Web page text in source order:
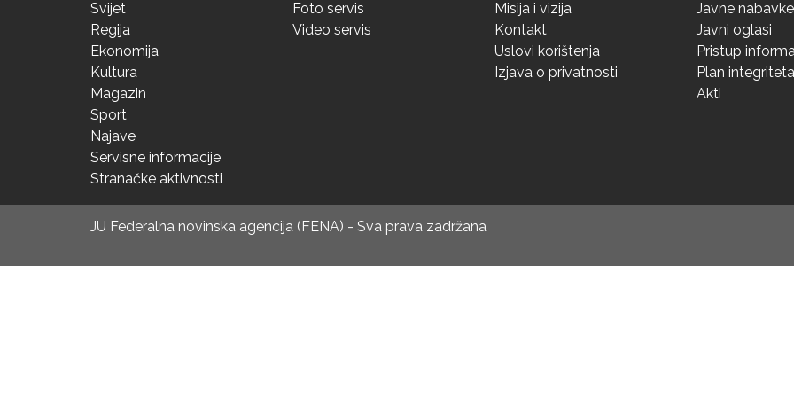
Svijet
Regija
Ekonomija
Kultura
Magazin
Sport
Najave
Servisne informacije
Stranačke aktivnosti
Foto servis
Video servis
Misija i vizija
Kontakt
Uslovi korištenja
Izjava o privatnosti
Javne nabavke
Javni oglasi
Pristup
Plan integriteta
Akti
JU Federalna novinska agencija (FENA) - Sva prava zadržana